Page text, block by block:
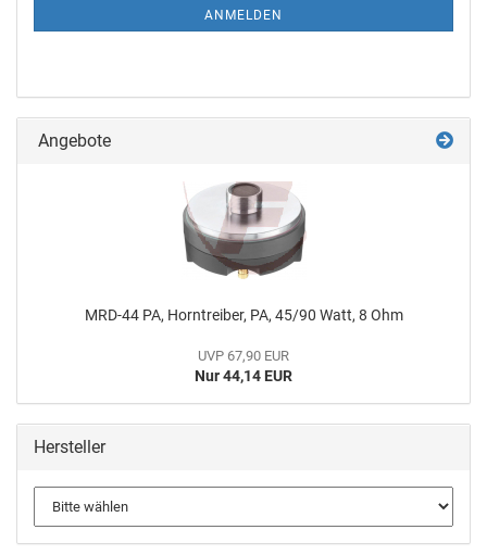
ANMELDEN
Angebote
MRD-44 PA, Horntreiber, PA, 45/90 Watt, 8 Ohm
UVP 67,90 EUR
Nur 44,14 EUR
Hersteller